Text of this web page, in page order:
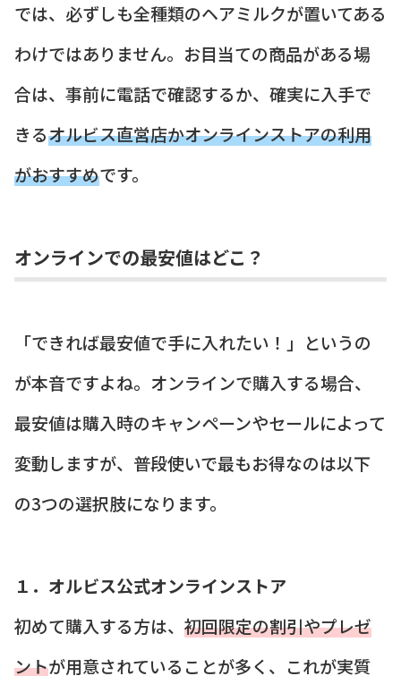
では、必ずしも全種類のヘアミルクが置いてある
わけではありません。お目当ての商品がある場
合は、事前に電話で確認するか、確実に入手で
きるオルビス直営店かオンラインストアの利用
がおすすめです。
オンラインでの最安値はどこ？
「できれば最安値で手に入れたい！」というの
が本音ですよね。オンラインで購入する場合、
最安値は購入時のキャンペーンやセールによって
変動しますが、普段使いで最もお得なのは以下
の3つの選択肢になります。
１．オルビス公式オンラインストア
初めて購入する方は、 初回限定の割引やプレゼ
ントが用意されていることが多く、これが実質